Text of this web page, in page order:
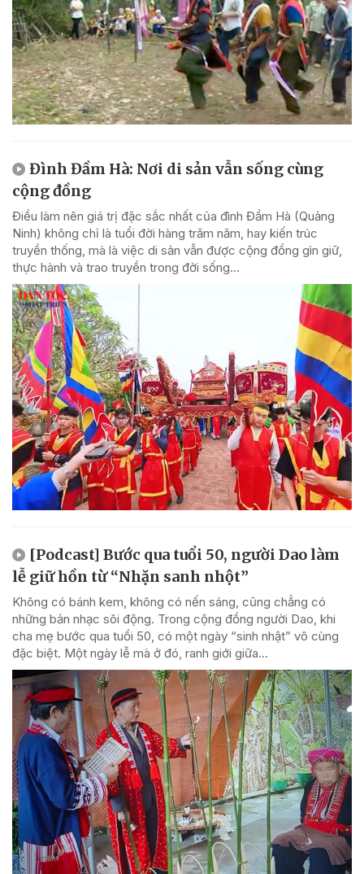
Đình Đầm Hà: Nơi di sản vẫn sống cùng
cộng đồng
Điều làm nên giá trị đặc sắc nhất của đình Đầm Hà (Quảng
Ninh) không chỉ là tuổi đời hàng trăm năm, hay kiến trúc
truyền thống, mà là việc di sản vẫn được cộng đồng gìn giữ,
thực hành và trao truyền trong đời sống...
[Podcast] Bước qua tuổi 50, người Dao làm
lễ giữ hồn từ “Nhặn sanh nhột”
Không có bánh kem, không có nến sáng, cũng chẳng có
những bản nhạc sôi động. Trong cộng đồng người Dao, khi
cha mẹ bước qua tuổi 50, có một ngày “sinh nhật” vô cùng
đặc biệt. Một ngày lễ mà ở đó, ranh giới giữa...